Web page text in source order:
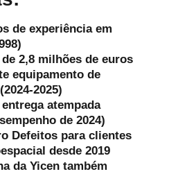
de experiência em
2,8 milhões de euros
equipamento de
(2024-2025)
entrega atempada
de 2024)
Defeitos para clientes
desde 2019
da Yicen também